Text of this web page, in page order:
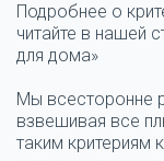
Подробнее о
читайте в нашей
для дома»
Мы всесторонне
взвешивая все
таким критериям